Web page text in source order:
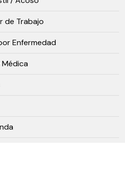
de Trabajo
Enfermedad
Médica